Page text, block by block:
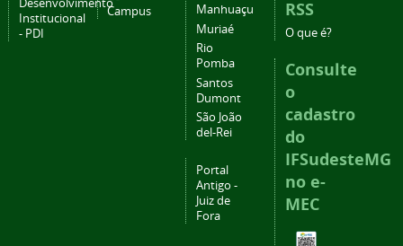
Desenvolvimento
Institucional
- PDI
Campus
Manhuaçu
Muriaé
Rio
Pomba
Santos
Dumont
São João
del-Rei
Portal
Antigo -
Juiz de
Fora
RSS
O que é?
Consulte
o
cadastro
do
IFSudesteMG
no e-
MEC